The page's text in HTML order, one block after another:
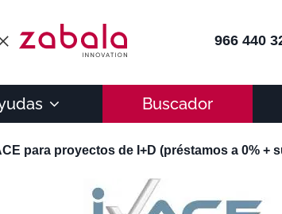
966 440
Buscador
para proyectos de I+D (préstamos a 0% +